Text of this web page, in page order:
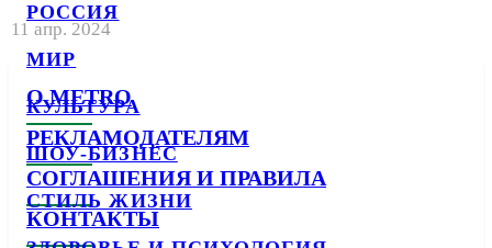
РОССИЯ
МИР
КУЛЬТУРА
ШОУ-БИЗНЕС
СТИЛЬ ЖИЗНИ
11 апр. 2024
О METRO
РЕКЛАМОДАТЕЛЯМ
СОГЛАШЕНИЯ И ПРАВИЛА
КОНТАКТЫ